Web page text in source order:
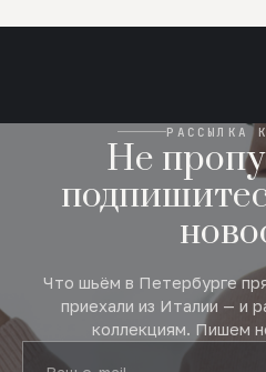
РАССЫЛКА
Не
Что шьём в Петербурге
приехали из Италии — и
коллекциям. Пишем